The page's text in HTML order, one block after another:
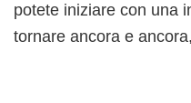
potete iniziare con una
tornare ancora e